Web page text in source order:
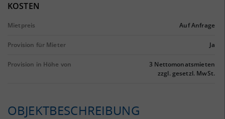
KOSTEN
Mietpreis Auf Anfrage
Provision für Mieter Ja
Provision in Höhe von
3 Nettomonatsmieten
zzgl. gesetzl. MwSt.
OBJEKTBESCHREIBUNG